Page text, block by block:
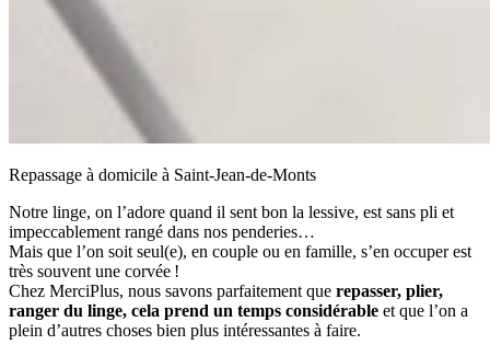
Repassage à domicile à Saint-Jean-de-Monts
Notre linge, on l’adore quand il sent bon la lessive, est sans pli et
impeccablement rangé dans nos penderies…
Mais que l’on soit seul(e), en couple ou en famille, s’en occuper est
très souvent une corvée !
Chez MerciPlus, nous savons parfaitement que repasser, plier,
ranger du linge, cela prend un temps considérable et que l’on a
plein d’autres choses bien plus intéressantes à faire.